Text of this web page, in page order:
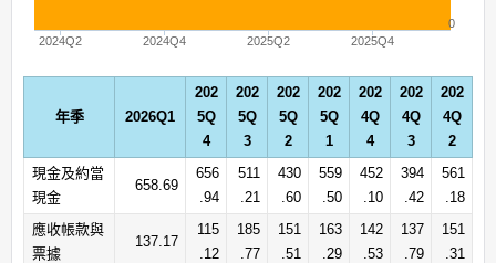
2024Q2 2024Q4 2025Q2 2025Q4
0
年季 2026Q1
202
5Q
4
202
5Q
3
202
5Q
2
202
5Q
1
202
4Q
4
202
4Q
3
202
4Q
2
現金及約當
現金
658.69
656
.94
511
.21
430
.60
559
.50
452
.10
394
.42
561
.18
應收帳款與
票據
137.17
115
.12
185
.77
151
.51
163
.29
142
.53
137
.79
151
.31